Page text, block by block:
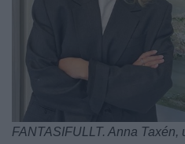
FANTASIFULLT. Anna Taxén,